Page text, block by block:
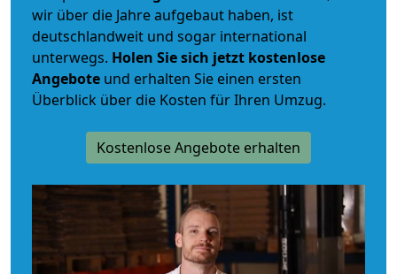
wir über die Jahre aufgebaut haben, ist
deutschlandweit und sogar international
unterwegs. Holen Sie sich jetzt kostenlose
Angebote und erhalten Sie einen ersten
Überblick über die Kosten für Ihren Umzug.
Kostenlose Angebote erhalten